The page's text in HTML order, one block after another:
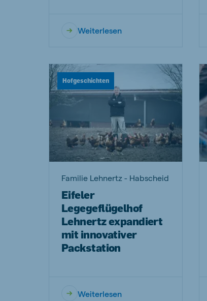
Weiterlesen
Hofgeschichten
Familie Lehnertz - Habscheid
Eifeler
Legegeflügelhof
Lehnertz expandiert
mit innovativer
Packstation
Weiterlesen